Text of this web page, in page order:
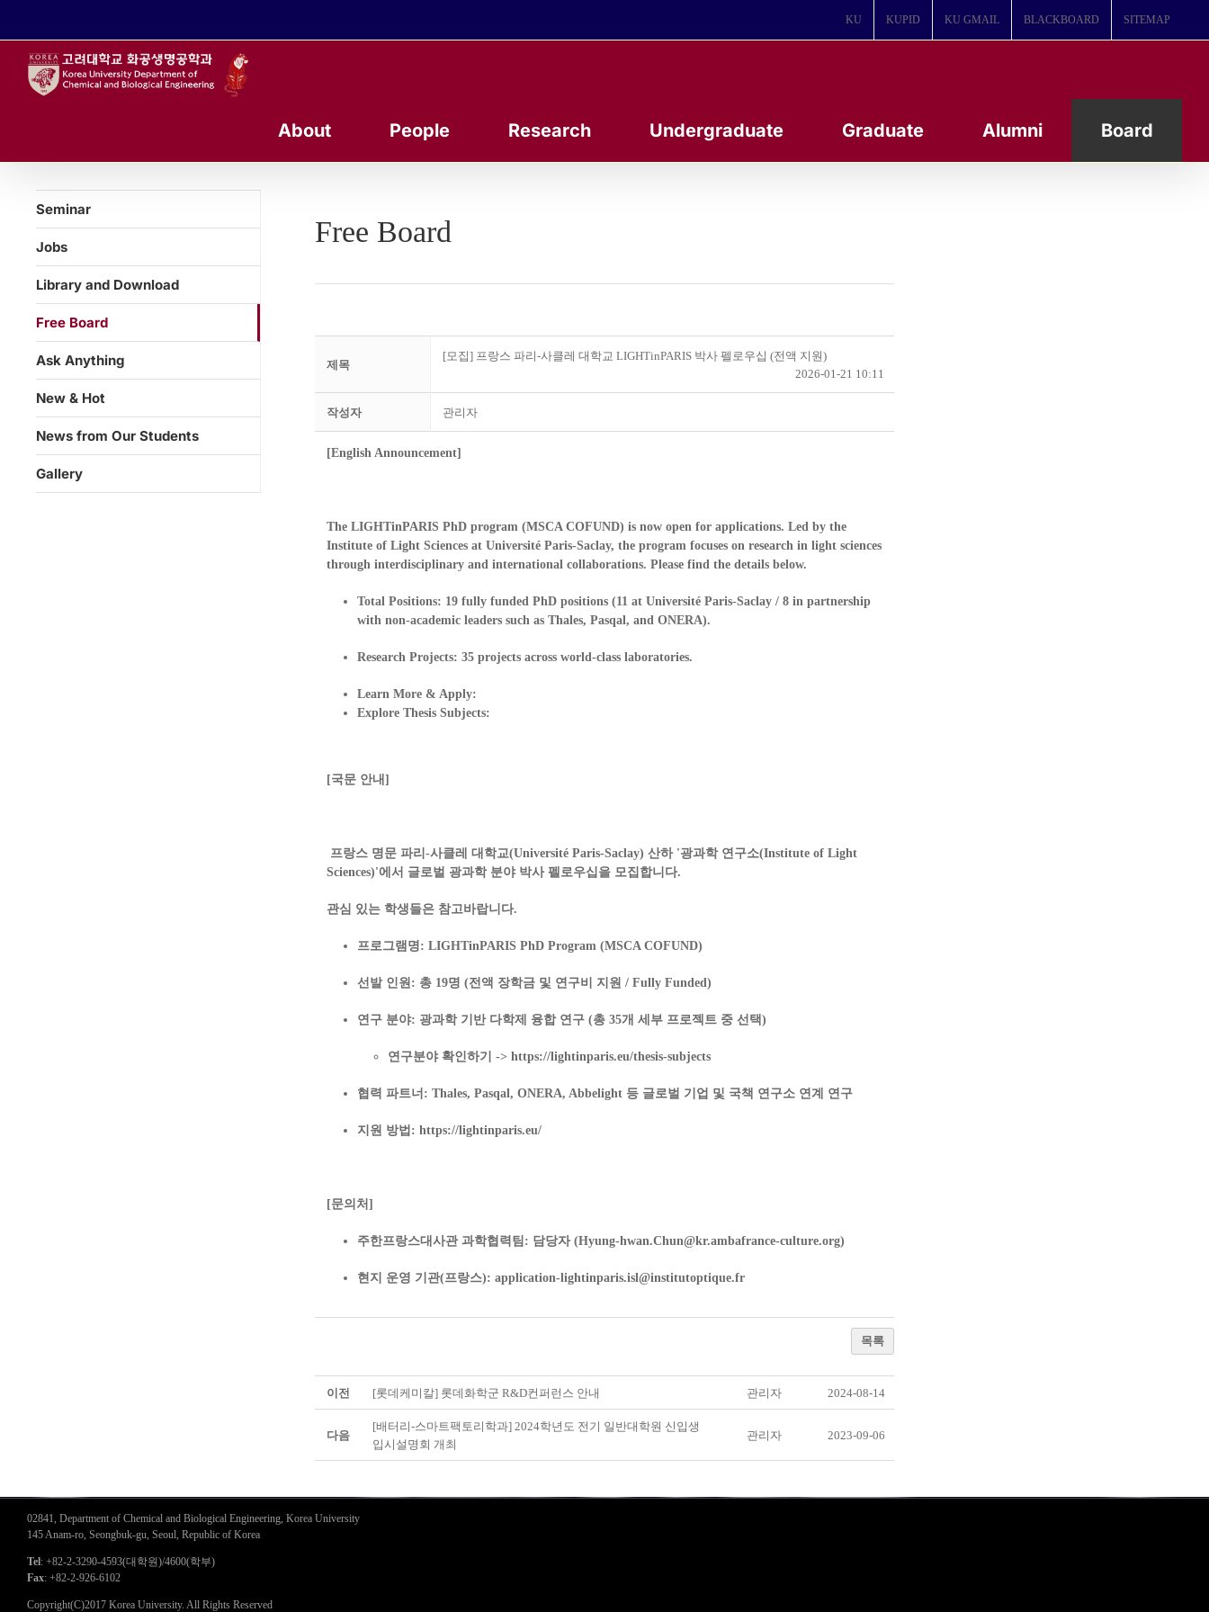
KU KUPID KU GMAIL BLACKBOARD SITEMAP
About People Research Undergraduate Graduate Alumni Board
Free Board
제목
[모집] 프랑스 파리-사클레 대학교 LIGHTinPARIS 박사 펠로우십 (전액 지원)
2026-01-21 10:11
작성자 관리자
[English Announcement]
The LIGHTinPARIS PhD program (MSCA COFUND) is now open for applications. Led by the
Institute of Light Sciences at Université Paris-Saclay, the program focuses on research in light sciences
through interdisciplinary and international collaborations. Please find the details below.
Total Positions: 19 fully funded PhD positions (11 at Université Paris-Saclay / 8 in partnership
with non-academic leaders such as Thales, Pasqal, and ONERA).
Research Projects: 35 projects across world-class laboratories.
Learn More & Apply:
Explore Thesis Subjects:
[국문 안내]
프랑스 명문 파리-사클레 대학교(Université Paris-Saclay) 산하 '광과학 연구소(Institute of Light
Sciences)'에서 글로벌 광과학 분야 박사 펠로우십을 모집합니다.
관심 있는 학생들은 참고바랍니다.
프로그램명: LIGHTinPARIS PhD Program (MSCA COFUND)
선발 인원: 총 19명 (전액 장학금 및 연구비 지원 / Fully Funded )
연구 분야: 광과학 기반 다학제 융합 연구 (총 35개 세부 프로젝트 중 선택)
연구분야 확인하기 -> https://lightinparis.eu/thesis-subjects
협력 파트너: Thales, Pasqal, ONERA, Abbelight 등 글로벌 기업 및 국책 연구소 연계 연구
지원 방법: https://lightinparis.eu/
[문의처]
주한프랑스대사관 과학협력팀: 담당자 (Hyung-hwan.Chun@kr.ambafrance-culture.org)
현지 운영 기관(프랑스): application-lightinparis.isl@institutoptique.fr
목록
이전 [롯데케미칼] 롯데화학군 R&D컨퍼런스 안내 관리자 2024-08-14
다음
[배터리-스마트팩토리학과] 2024학년도 전기 일반대학원 신입생
입시설명회 개최
관리자 2023-09-06
Seminar
Jobs
Library and Download
Free Board
Ask Anything
New & Hot
News from Our Students
Gallery
02841, Department of Chemical and Biological Engineering, Korea University
145 Anam-ro, Seongbuk-gu, Seoul, Republic of Korea
Tel: +82-2-3290-4593(대학원)/4600(학부)
Fax: +82-2-926-6102
Copyright(C)2017 Korea University. All Rights Reserved